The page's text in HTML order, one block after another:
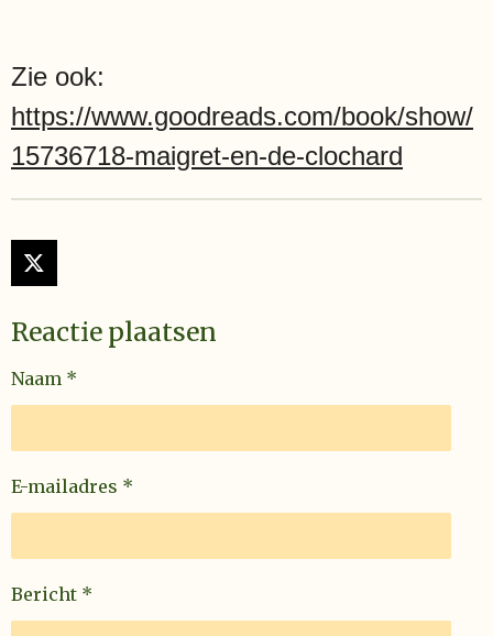
Zie ook:
https://www.goodreads.com/book/show/
15736718-maigret-en-de-clochard
X
Reactie plaatsen
Naam *
E-mailadres *
Bericht *